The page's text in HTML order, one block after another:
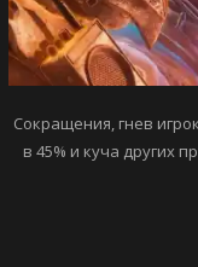
Сокращения, гнев
в 45% и куча других